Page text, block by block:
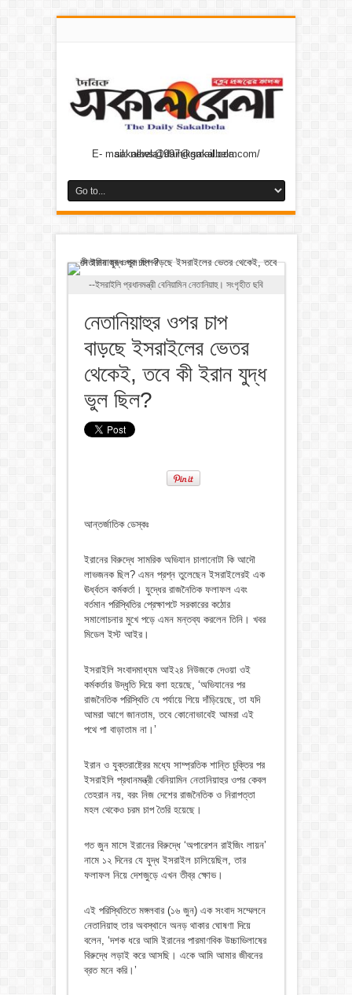
E- mail: news@dainiksakalbela.com/ sakalbela1997@gmail.com
--ইসরাইলি প্রধানমন্ত্রী বেনিয়ামিন নেতানিয়াহু। সংগৃহীত ছবি
নেতানিয়াহুর ওপর চাপ
বাড়ছে ইসরাইলের ভেতর
থেকেই, তবে কী ইরান যুদ্ধ
ভুল ছিল?
আন্তর্জাতিক ডেস্কঃ
ইরানের বিরুদ্ধে সামরিক অভিযান চালানোটা কি আদৌ
লাভজনক ছিল? এমন প্রশ্ন তুলেছেন ইসরাইলেরই এক
ঊর্ধ্বতন কর্মকর্তা। যুদ্ধের রাজনৈতিক ফলাফল এবং
বর্তমান পরিস্থিতির প্রেক্ষাপটে সরকারের কঠোর
সমালোচনার মুখে পড়ে এমন মন্তব্য করলেন তিনি। খবর
মিডেল ইস্ট আইর।
ইসরাইলি সংবাদমাধ্যম আই২৪ নিউজকে দেওয়া ওই
কর্মকর্তার উদ্ধৃতি দিয়ে বলা হয়েছে, ‘অভিযানের পর
রাজনৈতিক পরিস্থিতি যে পর্যায়ে গিয়ে দাঁড়িয়েছে, তা যদি
আমরা আগে জানতাম, তবে কোনোভাবেই আমরা এই
পথে পা বাড়াতাম না।’
ইরান ও যুক্তরাষ্ট্রের মধ্যে সাম্প্রতিক শান্তি চুক্তির পর
ইসরাইলি প্রধানমন্ত্রী বেনিয়ামিন নেতানিয়াহুর ওপর কেবল
তেহরান নয়, বরং নিজ দেশের রাজনৈতিক ও নিরাপত্তা
মহল থেকেও চরম চাপ তৈরি হয়েছে।
গত জুন মাসে ইরানের বিরুদ্ধে ‘অপারেশন রাইজিং লায়ন’
নামে ১২ দিনের যে যুদ্ধ ইসরাইল চালিয়েছিল, তার
ফলাফল নিয়ে দেশজুড়ে এখন তীব্র ক্ষোভ।
এই পরিস্থিতিতে মঙ্গলবার (১৬ জুন) এক সংবাদ সম্মেলনে
নেতানিয়াহু তার অবস্থানে অনড় থাকার ঘোষণা দিয়ে
বলেন, ‘দশক ধরে আমি ইরানের পারমাণবিক উচ্চাভিলাষের
বিরুদ্ধে লড়াই করে আসছি। একে আমি আমার জীবনের
ব্রত মনে করি।’